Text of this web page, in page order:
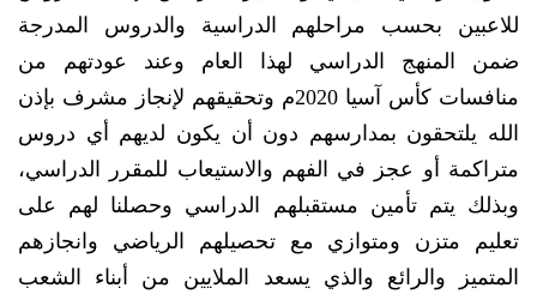
للاعبين بحسب مراحلهم الدراسية والدروس المدرجة
ضمن المنهج الدراسي لهذا العام وعند عودتهم من
منافسات كأس آسيا 2020م وتحقيقهم لإنجاز مشرف بإذن
الله يلتحقون بمدارسهم دون أن يكون لديهم أي دروس
متراكمة أو عجز في الفهم والاستيعاب للمقرر الدراسي،
وبذلك يتم تأمين مستقبلهم الدراسي وحصلنا لهم على
تعليم متزن ومتوازي مع تحصيلهم الرياضي وانجازهم
المتميز والرائع والذي يسعد الملايين من أبناء الشعب